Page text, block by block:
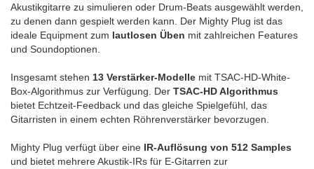
Akustikgitarre zu simulieren oder Drum-Beats ausgewählt werden,
zu denen dann gespielt werden kann. Der Mighty Plug ist das
ideale Equipment zum lautlosen Üben mit zahlreichen Features
und Soundoptionen.
Insgesamt stehen 13 Verstärker-Modelle mit TSAC-HD-White-
Box-Algorithmus zur Verfügung. Der TSAC-HD Algorithmus
bietet Echtzeit-Feedback und das gleiche Spielgefühl, das
Gitarristen in einem echten Röhrenverstärker bevorzugen.
Mighty Plug verfügt über eine IR-Auflösung von 512 Samples
und bietet mehrere Akustik-IRs für E-Gitarren zur